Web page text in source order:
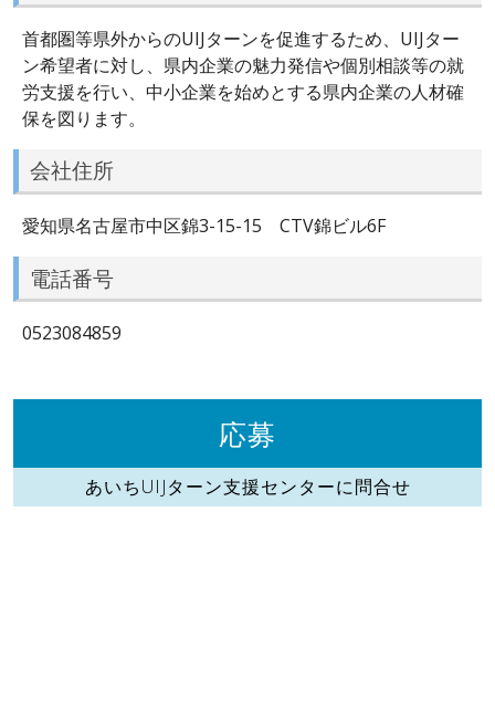
首都圏等県外からのUIJターンを促進するため、UIJター
ン希望者に対し、県内企業の魅力発信や個別相談等の就
労支援を行い、中小企業を始めとする県内企業の人材確
保を図ります。
会社住所
愛知県名古屋市中区錦3-15-15 CTV錦ビル6F
電話番号
0523084859
応募
あいちUIJターン支援センターに問合せ